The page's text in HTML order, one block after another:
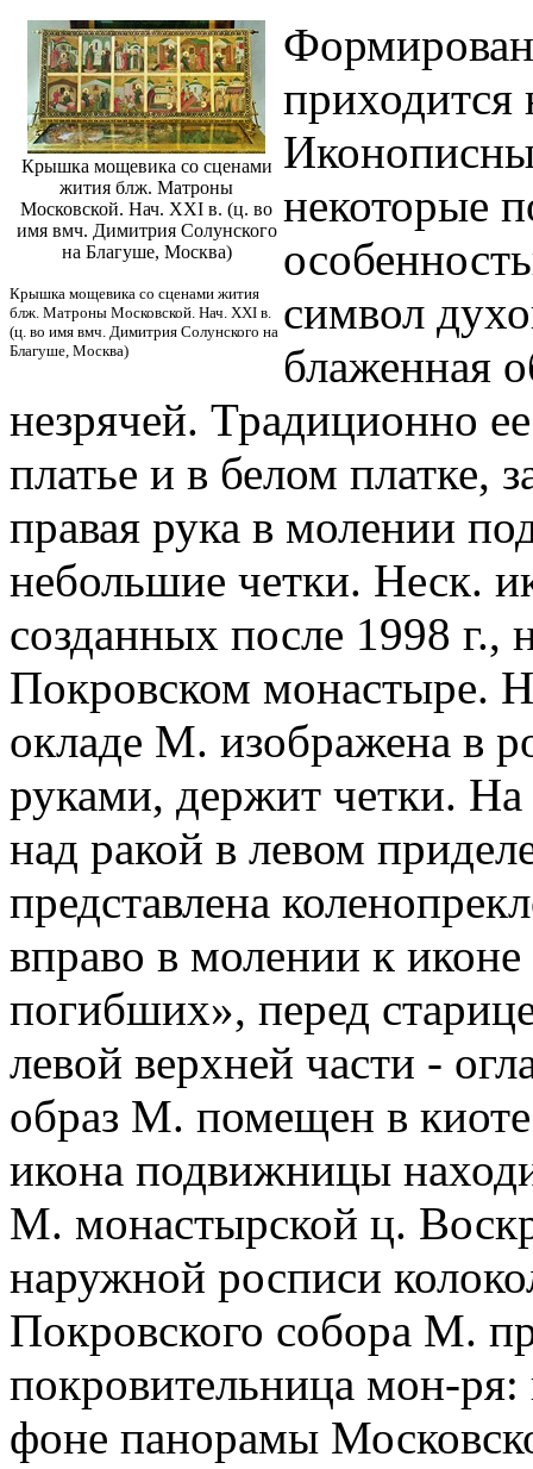
Крышка мощевика со сценами
жития блж. Матроны
Московской. Нач. XXI в. (ц. во
имя вмч. Димитрия Солунского
на Благуше, Москва)
Крышка мощевика со сценами жития
блж. Матроны Московской. Нач. XXI в.
(ц. во имя вмч. Димитрия Солунского на
Благуше, Москва)
приходится
некоторые
символ
блаженная
незрячей. Традиционно
платье и в белом платке,
правая рука в молении
небольшие четки. Неск.
созданных после 1998 г.,
Покровском монастыре.
окладе М. изображена в
руками, держит четки.
над ракой в левом
представлена
вправо в молении к
погибших», перед
левой верхней части -
образ М. помещен в киоте
икона подвижницы
М. монастырской ц.
наружной росписи
Покровского собора М.
покровительница мон-ря:
фоне панорамы